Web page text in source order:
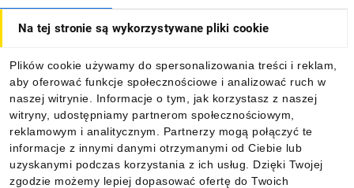
Na tej stronie są wykorzystywane pliki cookie
Plików cookie używamy do spersonalizowania treści i reklam,
aby oferować funkcje społecznościowe i analizować ruch w
naszej witrynie. Informacje o tym, jak korzystasz z naszej
witryny, udostępniamy partnerom społecznościowym,
reklamowym i analitycznym. Partnerzy mogą połączyć te
informacje z innymi danymi otrzymanymi od Ciebie lub
uzyskanymi podczas korzystania z ich usług. Dzięki Twojej
zgodzie możemy lepiej dopasować ofertę do Twoich
Informacje
Pobierz naszą aplikację mobilną: